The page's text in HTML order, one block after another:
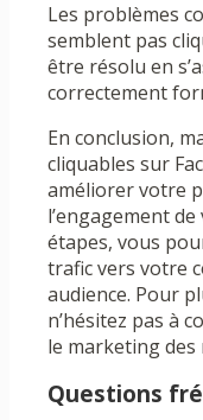
Les problèmes
semblent pas
être résolu en
correctement
En conclusion,
cliquables sur
améliorer votre
l’engagement
étapes, vous
trafic vers votre
audience. Pour
n’hésitez pas à
le marketing des
Questions